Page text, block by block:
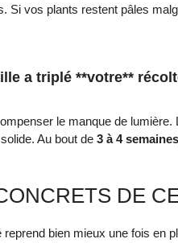
Si vos plants restent pâles
a triplé **votre**
le manque de lumière.
Au bout de 3 à 4 semaines
DE
bien mieux une fois en